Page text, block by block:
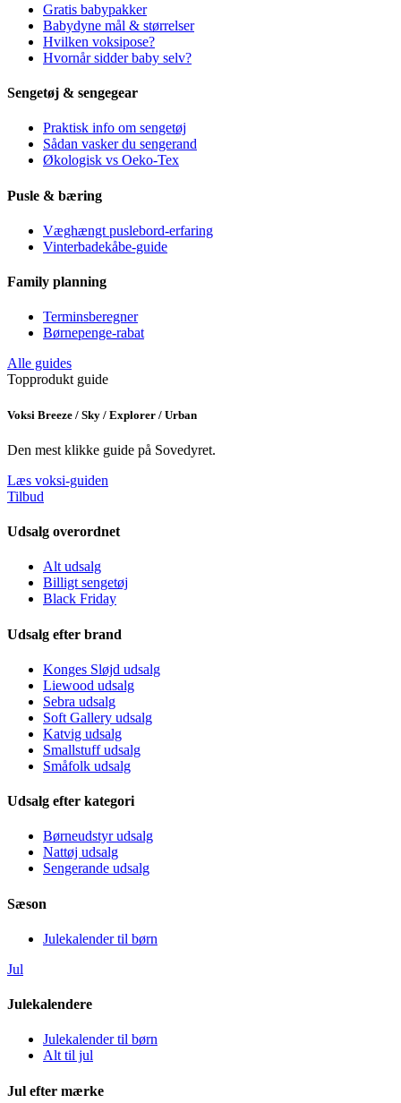
Gratis babypakker
Babydyne mål & størrelser
Hvilken voksipose?
Hvornår sidder baby selv?
Sengetøj & sengegear
Praktisk info om sengetøj
Sådan vasker du sengerand
Økologisk vs Oeko-Tex
Pusle & bæring
Væghængt puslebord-erfaring
Vinterbadekåbe-guide
Family planning
Terminsberegner
Børnepenge-rabat
Alle guides
Topprodukt guide
Voksi Breeze / Sky / Explorer / Urban
Den mest klikke guide på Sovedyret.
Læs voksi-guiden
Tilbud
Udsalg overordnet
Alt udsalg
Billigt sengetøj
Black Friday
Udsalg efter brand
Konges Sløjd udsalg
Liewood udsalg
Sebra udsalg
Soft Gallery udsalg
Katvig udsalg
Smallstuff udsalg
Småfolk udsalg
Udsalg efter kategori
Børneudstyr udsalg
Nattøj udsalg
Sengerande udsalg
Sæson
Julekalender til børn
Jul
Julekalendere
Julekalender til børn
Alt til jul
Jul efter mærke